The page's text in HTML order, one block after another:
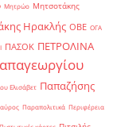
Μητρώο Μητσοτάκης
Ηρακλής ΟΒΕ ΟΓΑ
ΠΑΣΟΚ ΠΕΤΡΟΛΙΝΑ
Ελισάβετ Παπαζήσης
Παραπολιτικά Περιφέρεια